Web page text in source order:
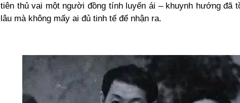
tiên thủ vai một người đồng tính luyến ái – khuynh hướng đã
lâu mà không mấy ai đủ tinh tế để nhận ra.